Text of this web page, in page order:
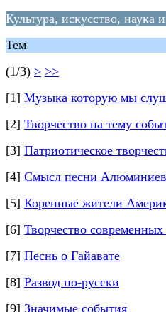
Культура, искусство, наука
Тем
(1/3) > >>
[1] Музыка которую мы
[2] Творчество на тему
[3] Патриотическое
[4] Смысл песни
[5] Коренные жители
[6] Творчество
[7] Песнь о Гайавате
[8] Развод по-русски
[9] Значимые события